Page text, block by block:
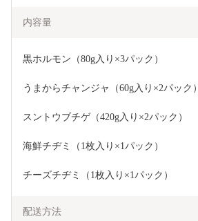
内容量
黒ホルモン（80g入り×3パック）
うまからチャンジャ（60g入り×2パック）
スントウブチゲ（420g入り×2パック）
海鮮チヂミ（1枚入り×1パック）
チーズチヂミ（1枚入り×1パック）
配送方法